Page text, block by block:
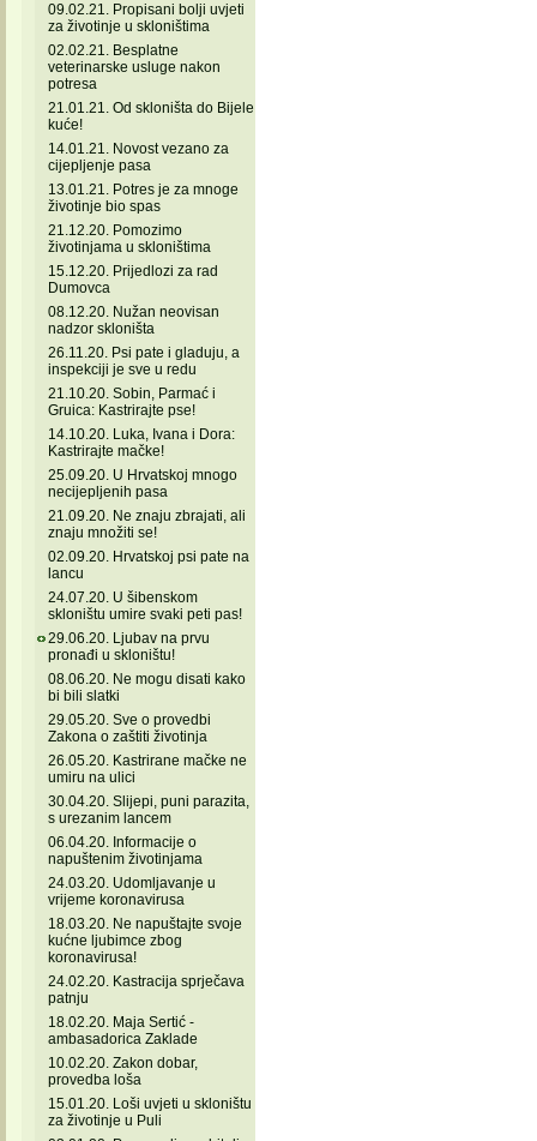
09.02.21. Propisani bolji uvjeti
za životinje u skloništima
02.02.21. Besplatne
veterinarske usluge nakon
potresa
21.01.21. Od skloništa do Bijele
kuće!
14.01.21. Novost vezano za
cijepljenje pasa
13.01.21. Potres je za mnoge
životinje bio spas
21.12.20. Pomozimo
životinjama u skloništima
15.12.20. Prijedlozi za rad
Dumovca
08.12.20. Nužan neovisan
nadzor skloništa
26.11.20. Psi pate i gladuju, a
inspekciji je sve u redu
21.10.20. Sobin, Parmać i
Gruica: Kastrirajte pse!
14.10.20. Luka, Ivana i Dora:
Kastrirajte mačke!
25.09.20. U Hrvatskoj mnogo
necijepljenih pasa
21.09.20. Ne znaju zbrajati, ali
znaju množiti se!
02.09.20. Hrvatskoj psi pate na
lancu
24.07.20. U šibenskom
skloništu umire svaki peti pas!
29.06.20. Ljubav na prvu
pronađi u skloništu!
08.06.20. Ne mogu disati kako
bi bili slatki
29.05.20. Sve o provedbi
Zakona o zaštiti životinja
26.05.20. Kastrirane mačke ne
umiru na ulici
30.04.20. Slijepi, puni parazita,
s urezanim lancem
06.04.20. Informacije o
napuštenim životinjama
24.03.20. Udomljavanje u
vrijeme koronavirusa
18.03.20. Ne napuštajte svoje
kućne ljubimce zbog
koronavirusa!
24.02.20. Kastracija sprječava
patnju
18.02.20. Maja Sertić -
ambasadorica Zaklade
10.02.20. Zakon dobar,
provedba loša
15.01.20. Loši uvjeti u skloništu
za životinje u Puli